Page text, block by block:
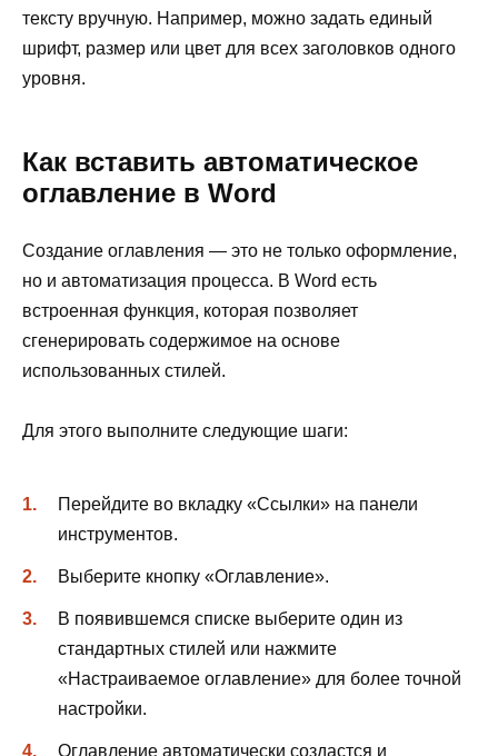
тексту вручную. Например, можно задать единый
шрифт, размер или цвет для всех заголовков одного
уровня.
Как вставить автоматическое
оглавление в Word
Создание оглавления — это не только оформление,
но и автоматизация процесса. В Word есть
встроенная функция, которая позволяет
сгенерировать содержимое на основе
использованных стилей.
Для этого выполните следующие шаги:
Перейдите во вкладку «Ссылки» на панели
инструментов.
Выберите кнопку «Оглавление».
В появившемся списке выберите один из
стандартных стилей или нажмите
«Настраиваемое оглавление» для более точной
настройки.
Оглавление автоматически создастся и